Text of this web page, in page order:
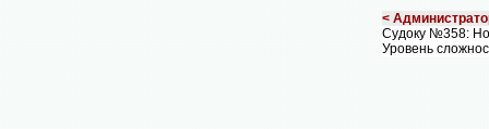
<
Судоку №358:
Уровень